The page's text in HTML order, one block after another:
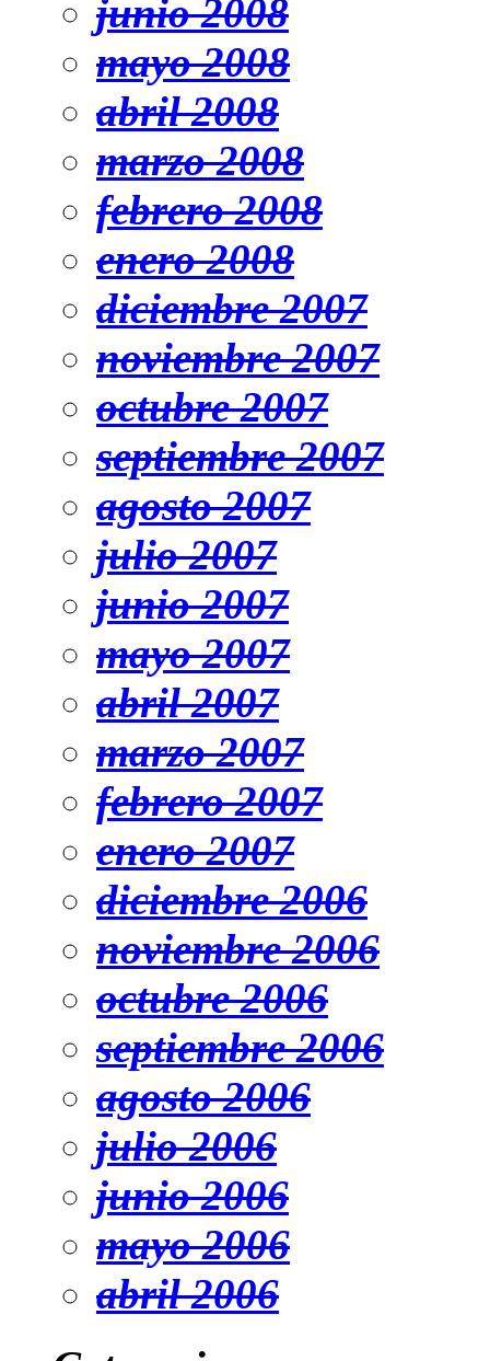
junio 2008
mayo 2008
abril 2008
marzo 2008
febrero 2008
enero 2008
diciembre 2007
noviembre 2007
octubre 2007
septiembre 2007
agosto 2007
julio 2007
junio 2007
mayo 2007
abril 2007
marzo 2007
febrero 2007
enero 2007
diciembre 2006
noviembre 2006
octubre 2006
septiembre 2006
agosto 2006
julio 2006
junio 2006
mayo 2006
abril 2006